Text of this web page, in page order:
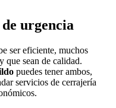
urgencia
ser eficiente, muchos
que sean de calidad.
puedes tener ambos,
servicios de cerrajería